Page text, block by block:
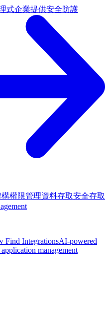
式企業提供安全防護
權限管理資料存取安全存取
Find IntegrationsAI-powered
management